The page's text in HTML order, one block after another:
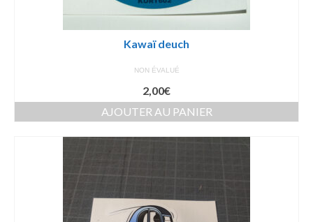
Kawaï deuch
NON ÉVALUÉ
2,00€
AJOUTER AU PANIER